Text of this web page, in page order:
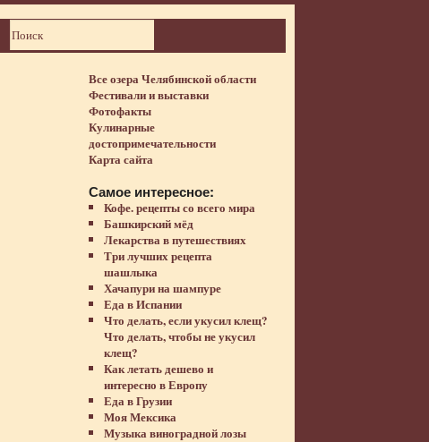
Все озера Челябинской области
Фестивали и выставки
Фотофакты
Кулинарные
достопримечательности
Карта сайта
Самое интересное:
Кофе. рецепты со всего мира
Башкирский мёд
Лекарства в путешествиях
Три лучших рецепта
шашлыка
Хачапури на шампуре
Еда в Испании
Что делать, если укусил клещ?
Что делать, чтобы не укусил
клещ?
Как летать дешево и
интересно в Европу
Еда в Грузии
Моя Мексика
Музыка виноградной лозы